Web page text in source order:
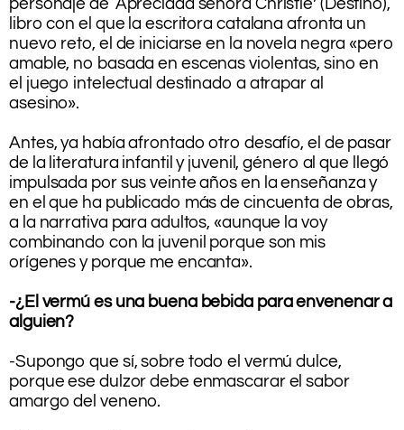
libro con el que la escritora catalana afronta un
nuevo reto, el de iniciarse en la novela negra «pero
amable, no basada en escenas violentas, sino en
el juego intelectual destinado a atrapar al
asesino».
Antes, ya había afrontado otro desafío, el de pasar
de la literatura infantil y juvenil, género al que llegó
impulsada por sus veinte años en la enseñanza y
en el que ha publicado más de cincuenta de obras,
a la narrativa para adultos, «aunque la voy
combinando con la juvenil porque son mis
orígenes y porque me encanta».
-¿El vermú es una buena bebida para envenenar a
alguien?
-Supongo que sí, sobre todo el vermú dulce,
porque ese dulzor debe enmascarar el sabor
amargo del veneno.